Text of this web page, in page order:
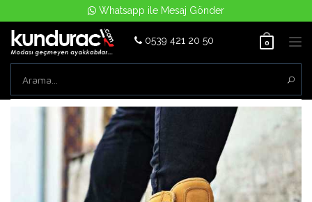
Whatsapp ile Mesaj Gönder
0539 421 20 50 0